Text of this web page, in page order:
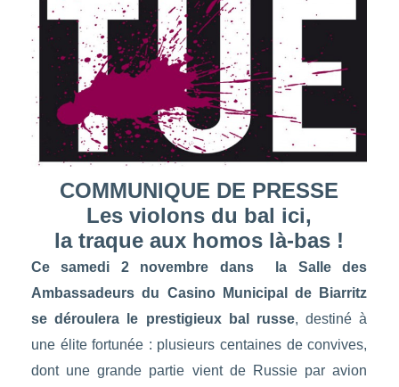
COMMUNIQUE DE PRESSE
Les violons du bal ici,
la traque aux homos là-bas !
Ce samedi 2 novembre dans la Salle des
Ambassadeurs du Casino Municipal de Biarritz
se déroulera le prestigieux bal russe, destiné à
une élite fortunée : plusieurs centaines de convives,
dont une grande partie vient de Russie par avion